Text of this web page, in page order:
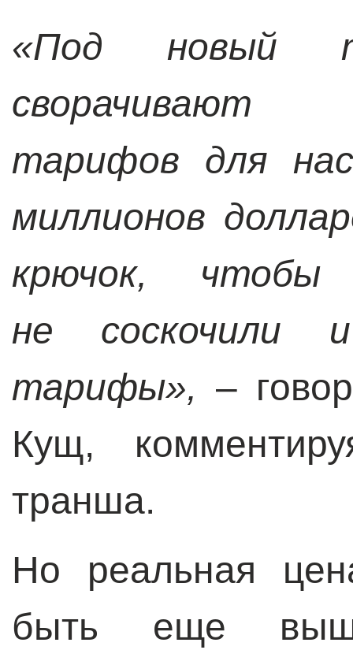
«Под новый
сворачивают
тарифов для
миллионов
крючок, чтобы
не соскочили
тарифы», –
Кущ,
транша.
Но реальная
быть еще